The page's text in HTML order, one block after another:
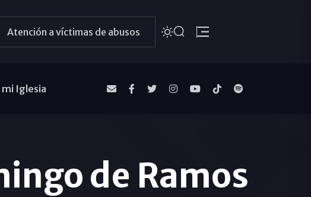
Atención a víctimas de abusos
mi Iglesia
de Ramos